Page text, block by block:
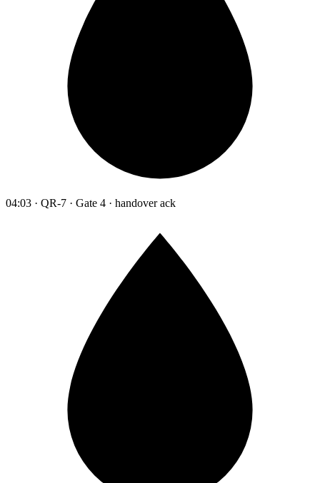
04:03 · QR-7 · Gate 4 · handover ack